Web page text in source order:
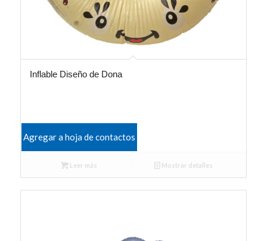
Inflable Diseño de Dona
Agregar a hoja de contactos
Leer más Mostrar detalles